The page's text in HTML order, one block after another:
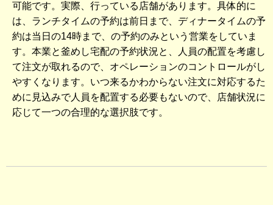
可能です。実際、行っている店舗があります。具体的に
は、ランチタイムの予約は前日まで、ディナータイムの予
約は当日の14時まで、の予約のみという営業をしていま
す。本業と釜めし宅配の予約状況と、人員の配置を考慮し
て注文が取れるので、オペレーションのコントロールがし
やすくなります。いつ来るかわからない注文に対応するた
めに見込みで人員を配置する必要もないので、店舗状況に
応じて一つの合理的な選択肢です。